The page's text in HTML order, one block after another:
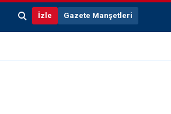
İzle Gazete Manşetleri